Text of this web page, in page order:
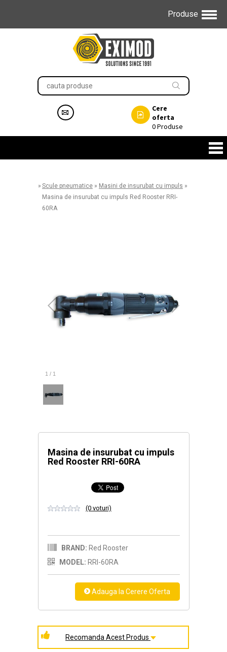
Produse
Cere
oferta
0Produse
» Scule pneumatice » Masini de insurubat cu impuls »
Masina de insurubat cu impuls Red Rooster RRI-
60RA
1 / 1
Masina de insurubat cu impuls
Red Rooster RRI-60RA
(0 voturi)
BRAND: Red Rooster
MODEL: RRI-60RA
Recomanda Acest Produs